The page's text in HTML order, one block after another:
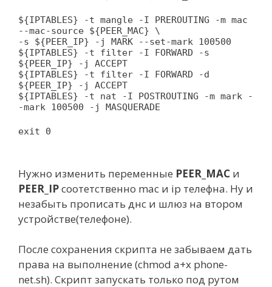
${IPTABLES} -t mangle -I PREROUTING -m mac
--mac-source ${PEER_MAC} \
-s ${PEER_IP} -j MARK --set-mark 100500
${IPTABLES} -t filter -I FORWARD -s
${PEER_IP} -j ACCEPT
${IPTABLES} -t filter -I FORWARD -d
${PEER_IP} -j ACCEPT
${IPTABLES} -t nat -I POSTROUTING -m mark -
-mark 100500 -j MASQUERADE
exit 0
Нужно изменить переменные PEER_MAC и
PEER_IPсоотетственно mac и ip телефна. Ну и
незабыть прописать днс и шлюз на втором
устройстве(телефоне).
После сохранения скрипта не забываем дать
права на выполнение (chmod a+x phone-
net.sh). Скрипт запускать только под рутом